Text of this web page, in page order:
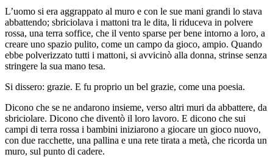
L’uomo si era aggrappato al muro e con le sue mani grandi lo stava
abbattendo; sbriciolava i mattoni tra le dita, li riduceva in polvere
rossa, una terra soffice, che il vento sparse per bene intorno a loro, a
creare uno spazio pulito, come un campo da gioco, ampio. Quando
ebbe polverizzato tutti i mattoni, si avvicinò alla donna, strinse senza
stringere la sua mano tesa.
Si dissero: grazie. E fu proprio un bel grazie, come una poesia.
Dicono che se ne andarono insieme, verso altri muri da abbattere, da
sbriciolare. Dicono che diventò il loro lavoro. E dicono che sui
campi di terra rossa i bambini iniziarono a giocare un gioco nuovo,
con due racchette, una pallina e una rete tirata a metà, che ricorda un
muro, sul punto di cadere.